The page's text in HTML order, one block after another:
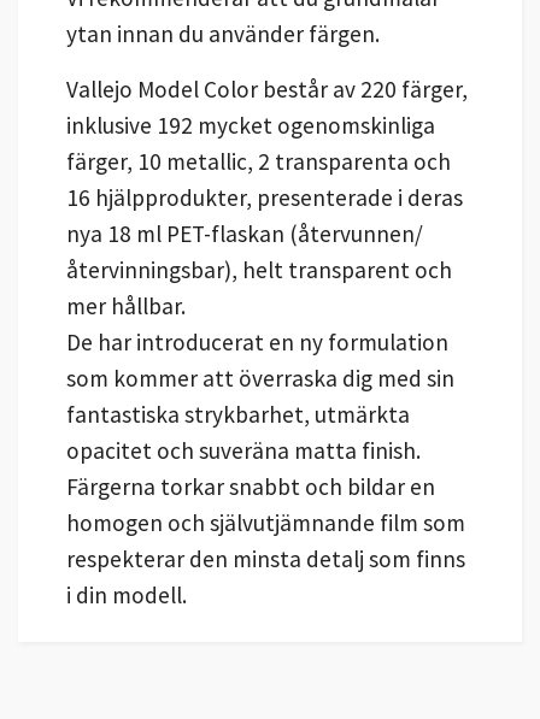
ytan innan du använder färgen.
Vallejo Model Color består av 220 färger,
inklusive 192 mycket ogenomskinliga
färger, 10 metallic, 2 transparenta och
16 hjälpprodukter, presenterade i deras
nya 18 ml PET-flaskan (återvunnen/
återvinningsbar), helt transparent och
mer hållbar.
De har introducerat en ny formulation
som kommer att överraska dig med sin
fantastiska strykbarhet, utmärkta
opacitet och suveräna matta finish.
Färgerna torkar snabbt och bildar en
homogen och självutjämnande film som
respekterar den minsta detalj som finns
i din modell.